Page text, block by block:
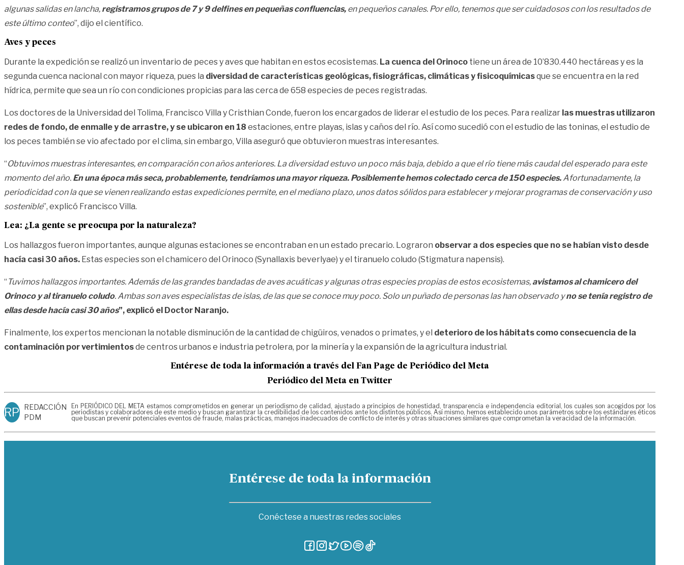
algunas salidas en lancha, registramos grupos de 7 y 9 delfines en pequeñas confluencias, en pequeños canales. Por ello, tenemos que ser cuidadosos con los resultados de
este último conteo”, dijo el científico.
Aves y peces
Durante la expedición se realizó un inventario de peces y aves que habitan en estos ecosistemas. La cuenca del Orinoco tiene un área de 10’830.440 hectáreas y es la
segunda cuenca nacional con mayor riqueza, pues la diversidad de características geológicas, fisiográficas, climáticas y fisicoquímicasque se encuentra en la red
hídrica, permite que sea un río con condiciones propicias para las cerca de 658 especies de peces registradas.
Los doctores de la Universidad del Tolima, Francisco Villa y Cristhian Conde, fueron los encargados de liderar el estudio de los peces. Para realizar las muestras utilizaron
redes de fondo, de enmalle y de arrastre, y se ubicaron en 18 estaciones, entre playas, islas y caños del río. Así como sucedió con el estudio de las toninas, el estudio de
los peces también se vio afectado por el clima, sin embargo, Villa aseguró que obtuvieron muestras interesantes.
“Obtuvimos muestras interesantes, en comparación con años anteriores. La diversidad estuvo un poco más baja, debido a que el río tiene más caudal del esperado para este
momento del año. En una época más seca, probablemente, tendríamos una mayor riqueza. Posiblemente hemos colectado cerca de 150 especies. Afortunadamente, la
periodicidad con la que se vienen realizando estas expediciones permite, en el mediano plazo, unos datos sólidos para establecer y mejorar programas de conservación y uso
sostenible”, explicó Francisco Villa.
Lea: ¿La gente se preocupa por la naturaleza?
Los hallazgos fueron importantes, aunque algunas estaciones se encontraban en un estado precario. Lograron observar a dos especies que no se habían visto desde
hacía casi 30 años. Estas especies son el chamicero del Orinoco (Synallaxis beverlyae) y el tiranuelo coludo (Stigmatura napensis).
“ Tuvimos hallazgos importantes. Además de las grandes bandadas de aves acuáticas y algunas otras especies propias de estos ecosistemas,avistamos al chamicero del
Orinoco y al tiranuelo coludo. Ambas son aves especialistas de islas, de las que se conoce muy poco. Solo un puñado de personas las han observado yno se tenía registro de
ellas desde hacía casi 30 años”, explicó el Doctor Naranjo.
Finalmente, los expertos mencionan la notable disminución de la cantidad de chigüiros, venados o primates, y el deterioro de los hábitats como consecuencia de la
contaminación por vertimientosde centros urbanos e industria petrolera, por la minería y la expansión de la agricultura industrial.
Entérese de toda la información a través del Fan Page de Periódico del Meta
Periódico del Meta en Twitter
RP REDACCIÓN
PDM
En PERIÓDICO DEL META estamos comprometidos en generar un periodismo de calidad, ajustado a principios de honestidad, transparencia e independencia editorial, los cuales son acogidos por los
periodistas y colaboradores de este medio y buscan garantizar la credibilidad de los contenidos ante los distintos públicos. Así mismo, hemos establecido unos parámetros sobre los estándares éticos
que buscan prevenir potenciales eventos de fraude, malas prácticas, manejos inadecuados de conflicto de interés y otras situaciones similares que comprometan la veracidad de la información.
Entérese de toda la información
Conéctese a nuestras redes sociales